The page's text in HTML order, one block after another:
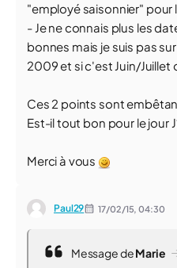
"employé saisonnier" pour
- Je ne connais plus les
bonnes mais je suis pas
2009 et si c'est Juin/Juillet
Ces 2 points sont
Est-il tout bon pour le jour
Merci à vous
Paul29 17/02/15,04:30
Message deMarie